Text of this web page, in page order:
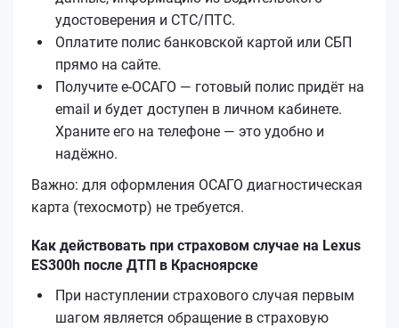
удостоверения и СТС/ПТС.
Оплатите полис банковской картой или СБП
прямо на сайте.
Получите е‑ОСАГО — готовый полис придёт на
email и будет доступен в личном кабинете.
Храните его на телефоне — это удобно и
надёжно.
Важно: для оформления ОСАГО диагностическая
карта (техосмотр) не требуется.
Как действовать при страховом случае на Lexus
ES300h после ДТП в Красноярске
При наступлении страхового случая первым
шагом является обращение в страховую